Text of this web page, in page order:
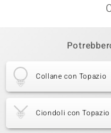
Collane con Topazio
Ciondoli con Topazio